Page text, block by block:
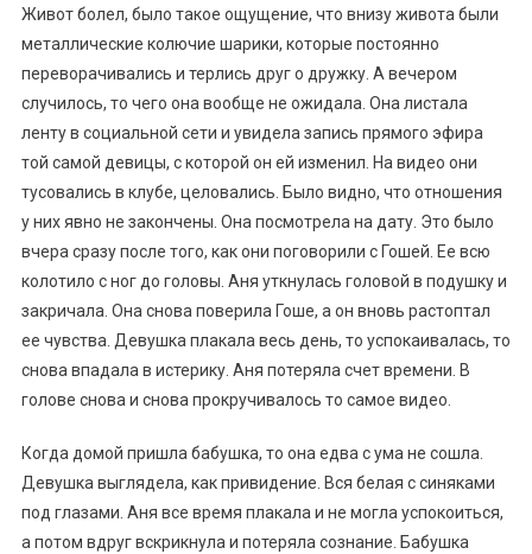
Живот болел, было такое ощущение, что внизу живота были
металлические колючие шарики, которые постоянно
переворачивались и терлись друг о дружку. А вечером
случилось, то чего она вообще не ожидала. Она листала
ленту в социальной сети и увидела запись прямого эфира
той самой девицы, с которой он ей изменил. На видео они
тусовались в клубе, целовались. Было видно, что отношения
у них явно не закончены. Она посмотрела на дату. Это было
вчера сразу после того, как они поговорили с Гошей. Ее всю
колотило с ног до головы. Аня уткнулась головой в подушку и
закричала. Она снова поверила Гоше, а он вновь растоптал
ее чувства. Девушка плакала весь день, то успокаивалась, то
снова впадала в истерику. Аня потеряла счет времени. В
голове снова и снова прокручивалось то самое видео.
Когда домой пришла бабушка, то она едва с ума не сошла.
Девушка выглядела, как привидение. Вся белая с синяками
под глазами. Аня все время плакала и не могла успокоиться,
а потом вдруг вскрикнула и потеряла сознание. Бабушка